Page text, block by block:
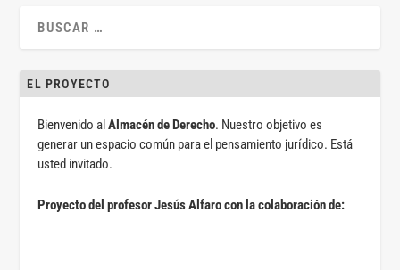
EL PROYECTO
Bienvenido alAlmacén de Derecho. Nuestro objetivo es
generar un espacio común para el pensamiento jurídico. Está
usted invitado.
Proyecto del profesor Jesús Alfaro con la colaboración de: